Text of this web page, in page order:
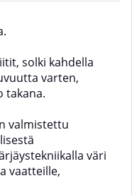
solki kahdella
varten,
takana.
valmistettu
väri
vaatteille,